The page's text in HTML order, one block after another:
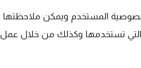
المستخدم ويمكن ملاحظتها
التي تستخدمها وكذلك من خلال عمل